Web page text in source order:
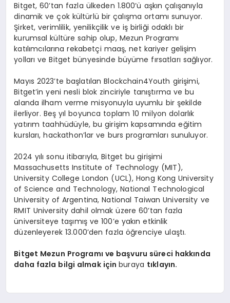
Bitget, 60’tan fazla ülkeden 1.800’ü aşkın çalışanıyla
dinamik ve çok kültürlü bir çalışma ortamı sunuyor.
Şirket, verimlilik, yenilikçilik ve iş birliği odaklı bir
kurumsal kültüre sahip olup, Mezun Programı
katılımcılarına rekabetçi maaş, net kariyer gelişim
yolları ve Bitget bünyesinde büyüme fırsatları sağlıyor.
Mayıs 2023’te başlatılan Blockchain4Youth girişimi,
Bitget’in yeni nesli blok zinciriyle tanıştırma ve bu
alanda ilham verme misyonuyla uyumlu bir şekilde
ilerliyor. Beş yıl boyunca toplam 10 milyon dolarlık
yatırım taahhüdüyle, bu girişim kapsamında eğitim
kursları, hackathon’lar ve burs programları sunuluyor.
2024 yılı sonu itibarıyla, Bitget bu girişimi
Massachusetts Institute of Technology (MIT),
University College London (UCL), Hong Kong University
of Science and Technology, National Technological
University of Argentina, National Taiwan University ve
RMIT University dahil olmak üzere 60’tan fazla
üniversiteye taşımış ve 100’e yakın etkinlik
düzenleyerek 13.000’den fazla öğrenciye ulaştı.
Bitget Mezun Programı ve başvuru süreci hakkında
daha fazla bilgi almak içinburaya tıklayın.